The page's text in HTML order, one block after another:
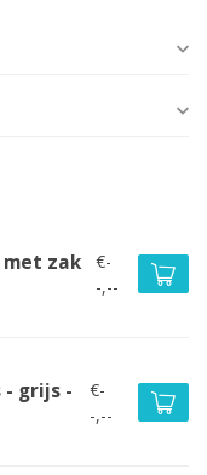
met zak
€-
-,--
- grijs -
€-
-,--